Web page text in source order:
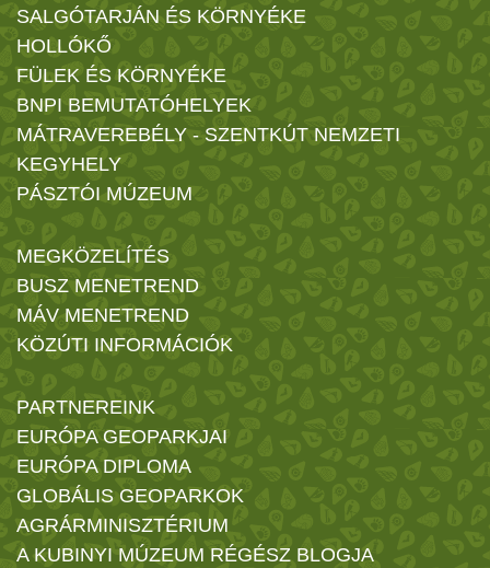
SALGÓTARJÁN ÉS KÖRNYÉKE
HOLLÓKŐ
FÜLEK ÉS KÖRNYÉKE
BNPI BEMUTATÓHELYEK
MÁTRAVEREBÉLY - SZENTKÚT NEMZETI
KEGYHELY
PÁSZTÓI MÚZEUM
MEGKÖZELÍTÉS
BUSZ MENETREND
MÁV MENETREND
KÖZÚTI INFORMÁCIÓK
PARTNEREINK
EURÓPA GEOPARKJAI
EURÓPA DIPLOMA
GLOBÁLIS GEOPARKOK
AGRÁRMINISZTÉRIUM
A KUBINYI MÚZEUM RÉGÉSZ BLOGJA